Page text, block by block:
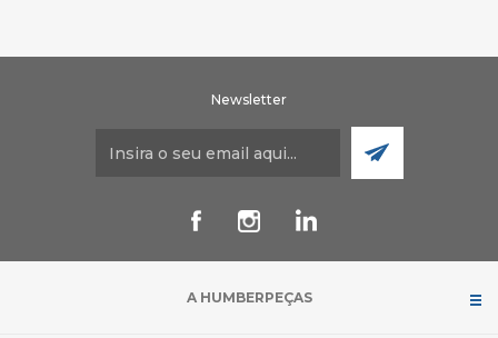
Newsletter
A HUMBERPEÇAS